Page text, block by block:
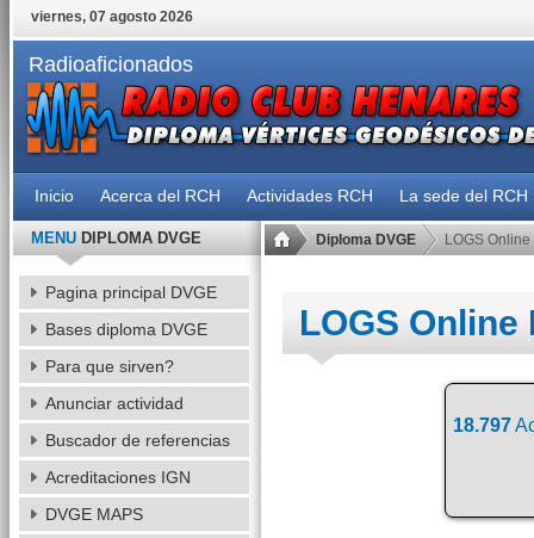
viernes, 07 agosto 2026
Radioaficionados
Inicio Acerca del RCH Actividades RCH La sede del RCH
Diploma DVGE LOGS Online
LOGS Online
18.797
MENUDIPLOMA DVGE
Pagina principal DVGE
Bases diploma DVGE
Para que sirven?
Anunciar actividad
Buscador de referencias
Acreditaciones IGN
DVGE MAPS